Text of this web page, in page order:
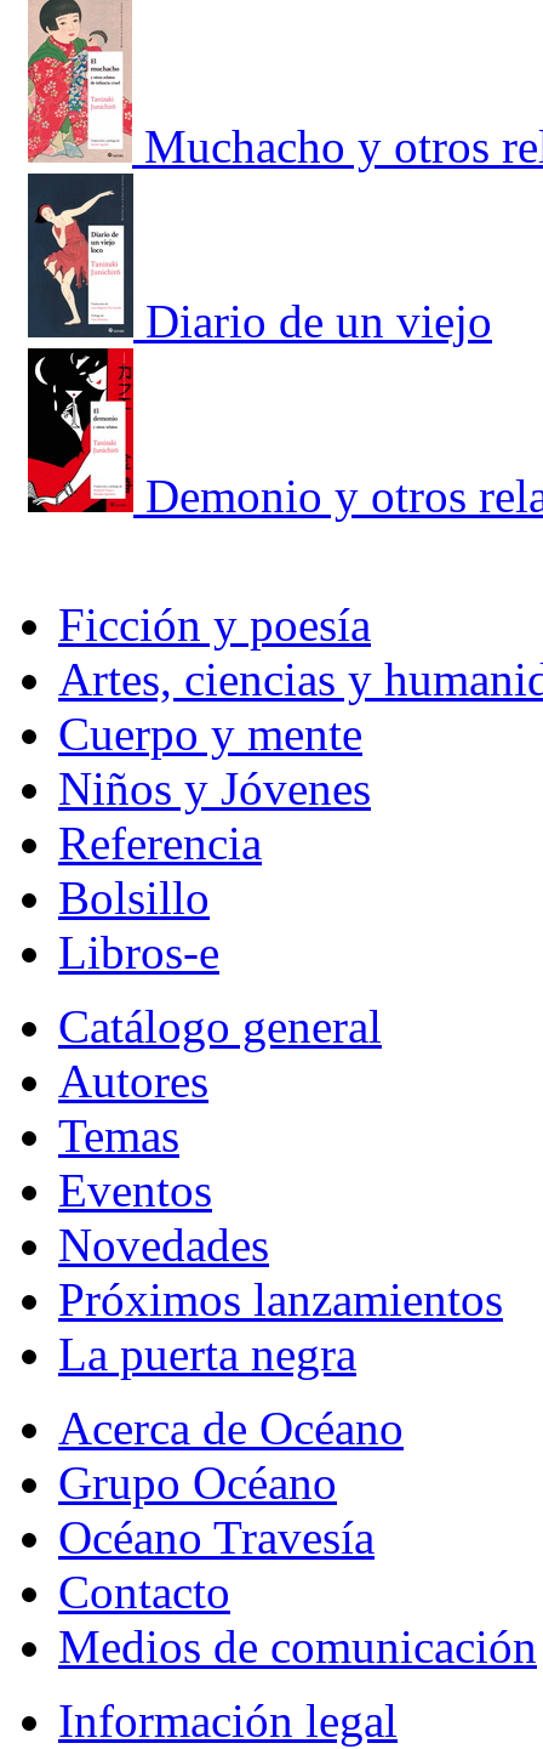
Muchacho y otros
Diario de un viejo
Demonio y otros
Ficción y poesía
Artes, ciencias y
Cuerpo y mente
Niños y Jóvenes
Referencia
Bolsillo
Libros-e
Catálogo general
Autores
Temas
Eventos
Novedades
Próximos lanzamientos
La puerta negra
Acerca de Océano
Grupo Océano
Océano Travesía
Contacto
Medios de comunicación
Información legal